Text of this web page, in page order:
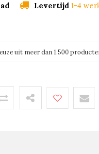
Levertijd 1-4
uit meer dan 1.500